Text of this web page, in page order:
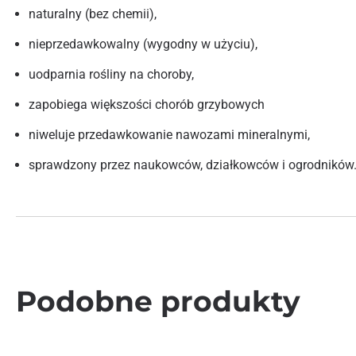
naturalny (bez chemii),
nieprzedawkowalny (wygodny w użyciu),
uodparnia rośliny na choroby,
zapobiega większości chorób grzybowych
niweluje przedawkowanie nawozami mineralnymi,
sprawdzony przez naukowców, działkowców i ogrodników.
Podobne produkty